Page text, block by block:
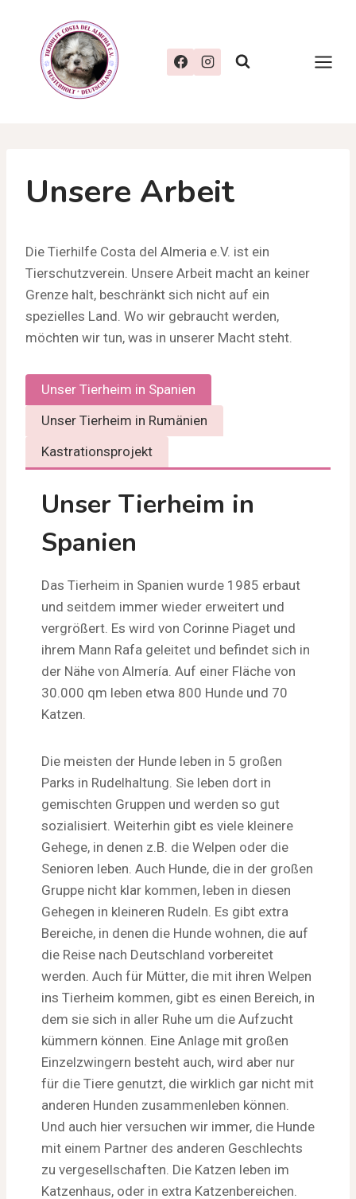
springen
Unsere Arbeit
Die Tierhilfe Costa del Almeria e.V. ist ein
Tierschutzverein. Unsere Arbeit macht an keiner
Grenze halt, beschränkt sich nicht auf ein
spezielles Land. Wo wir gebraucht werden,
möchten wir tun, was in unserer Macht steht.
Unser Tierheim in Spanien
Unser Tierheim in Rumänien
Kastrationsprojekt
Unser Tierheim in
Spanien
Das Tierheim in Spanien wurde 1985 erbaut
und seitdem immer wieder erweitert und
vergrößert. Es wird von Corinne Piaget und
ihrem Mann Rafa geleitet und befindet sich in
der Nähe von Almería. Auf einer Fläche von
30.000 qm leben etwa 800 Hunde und 70
Katzen.
Die meisten der Hunde leben in 5 großen
Parks in Rudelhaltung. Sie leben dort in
gemischten Gruppen und werden so gut
sozialisiert. Weiterhin gibt es viele kleinere
Gehege, in denen z.B. die Welpen oder die
Senioren leben. Auch Hunde, die in der großen
Gruppe nicht klar kommen, leben in diesen
Gehegen in kleineren Rudeln. Es gibt extra
Bereiche, in denen die Hunde wohnen, die auf
die Reise nach Deutschland vorbereitet
werden. Auch für Mütter, die mit ihren Welpen
ins Tierheim kommen, gibt es einen Bereich, in
dem sie sich in aller Ruhe um die Aufzucht
kümmern können. Eine Anlage mit großen
Einzelzwingern besteht auch, wird aber nur
für die Tiere genutzt, die wirklich gar nicht mit
anderen Hunden zusammenleben können.
Und auch hier versuchen wir immer, die Hunde
mit einem Partner des anderen Geschlechts
zu vergesellschaften. Die Katzen leben im
Katzenhaus, oder in extra Katzenbereichen.